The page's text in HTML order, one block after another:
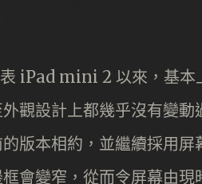
iPad mini 2 以來，基本
觀設計上都幾乎沒有變
版本相約，並繼續採用
會變窄，從而令屏幕由現